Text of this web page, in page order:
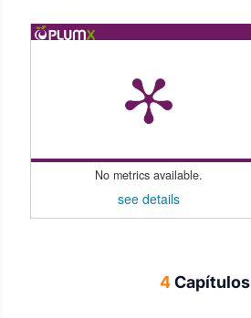
No metrics available.
see details
4Capítulos